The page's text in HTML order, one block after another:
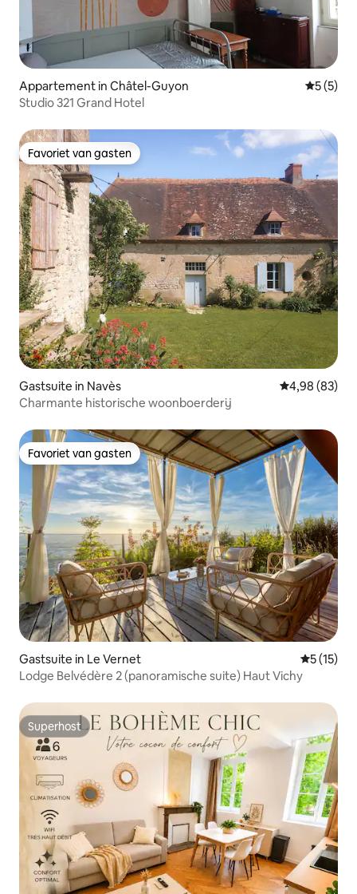
Appartement in Châtel-Guyon
5 (5)
Studio 321 Grand Hotel
Favoriet van gasten
Favoriet van gasten
Gastsuite in Navès Gemiddelde
4,98 (83)
Charmante historische woonboerderij
Favoriet van gasten
Favoriet van gasten
Gastsuite in Le Vernet
5 (15)
Lodge Belvédère 2 (panoramische suite) Haut Vichy
Superhost
Superhost